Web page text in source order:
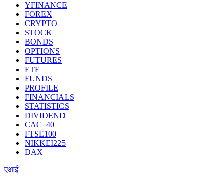
YFINANCE
FOREX
CRYPTO
STOCK
BONDS
OPTIONS
FUTURES
ETF
FUNDS
PROFILE
FINANCIALS
STATISTICS
DIVIDEND
CAC_40
FTSE100
NIKKEI225
DAX
एआई